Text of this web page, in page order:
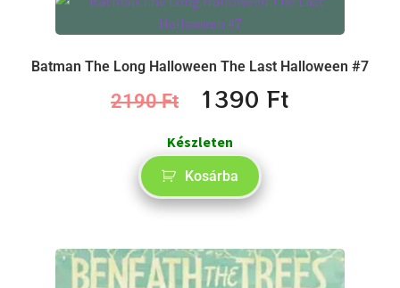
Batman The Long Halloween The Last Halloween #7
2190Ft 1390 Ft
Készleten
Kosárba